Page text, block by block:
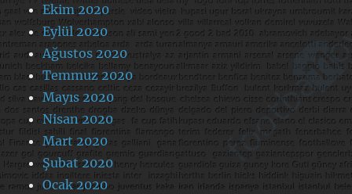
Ekim 2020
Eylül 2020
Ağustos 2020
Temmuz 2020
Mayıs 2020
Nisan 2020
Mart 2020
Şubat 2020
Ocak 2020